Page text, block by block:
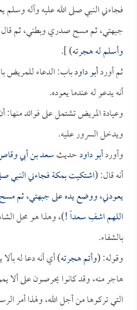
فجاءني النبي صلى الله عليه وآله
جبهتي، ثم مسح صدري وبطني، ثم
وأسلم له هجرته) ].
ثم أوردأبو داودباب: الدعاء للمريض
أنه يدعو له عندما يعوده.
وعيادة المريض تشتمل على فوائد منها:
ويدخل السرور عليه.
وأوردأبو داودحديثسعد بن أبي
أنه قال: (اشتكيت بمكة فجاءني النبي
يعودني، ووضع يده على جبهتي، ثم
اللهم اشفِسعداً!)، وهذا هو محل
بالشفاء.
وقوله: (وأتم هجرته) أي أنه دعا له
هاجر منه، وقد كانوا يحرصون على ألا
التي تركوها من أجل الله، ولهذا أمر